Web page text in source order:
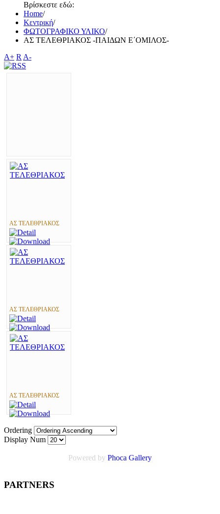
Βρίσκεστε εδώ:
Home/
Κεντρική/
ΦΩΤΟΓΡΑΦΙΚΟ ΥΛΙΚΟ/
ΑΣ ΤΕΛΕΘΡΙΑΚΟΣ -ΠΑΙΔΩΝ Ε΄ΟΜΙΛΟΣ-
A+ R A-
ΑΣ ΤΕΛΕΘΡΙΑΚΟΣ
ΑΣ ΤΕΛΕΘΡΙΑΚΟΣ
ΑΣ ΤΕΛΕΘΡΙΑΚΟΣ
Ordering
Display Num
Powered by Phoca Gallery
PARTNERS